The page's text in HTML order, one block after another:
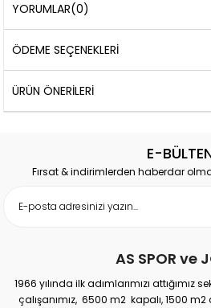
YORUMLAR(0)
ÖDEME SEÇENEKLERI
ÜRÜN ÖNERILERI
E-
Fırsat & indirimlerden haberdar
AS SPOR ve
1966 yılında ilk adımlarımızı attığımız
çalışanımız, 6500 m2 kapalı, 1500